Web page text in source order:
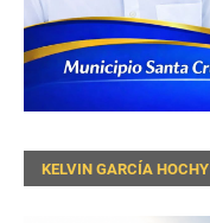
KELVIN GARCÍA HOCHY